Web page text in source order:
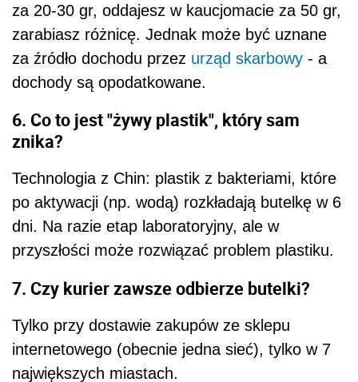
za 20-30 gr, oddajesz w kaucjomacie za 50 gr,
zarabiasz różnicę. Jednak może być uznane
za źródło dochodu przez urząd skarbowy - a
dochody są opodatkowane.
6. Co to jest "żywy plastik", który sam
znika?
Technologia z Chin: plastik z bakteriami, które
po aktywacji (np. wodą) rozkładają butelkę w 6
dni. Na razie etap laboratoryjny, ale w
przyszłości może rozwiązać problem plastiku.
7. Czy kurier zawsze odbierze butelki?
Tylko przy dostawie zakupów ze sklepu
internetowego (obecnie jedna sieć), tylko w 7
największych miastach.